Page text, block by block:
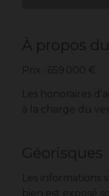
À propos
Prix : 659 000 €.
Les honoraires
à la charge du
Géorisques
Les informations
bien est exposé